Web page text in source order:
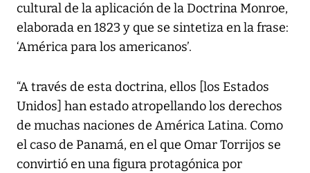
cultural de la aplicación de la Doctrina Monroe,
elaborada en 1823 y que se sintetiza en la frase:
‘América para los americanos’.
“A través de esta doctrina, ellos [los Estados
Unidos] han estado atropellando los derechos
de muchas naciones de América Latina. Como
el caso de Panamá, en el que Omar Torrijos se
convirtió en una figura protagónica por